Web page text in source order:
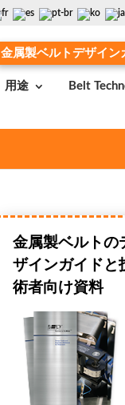
用途
Belt
金属製ベルトデザイン
金属製ベルトの
ザインガイドと
術者向け資料